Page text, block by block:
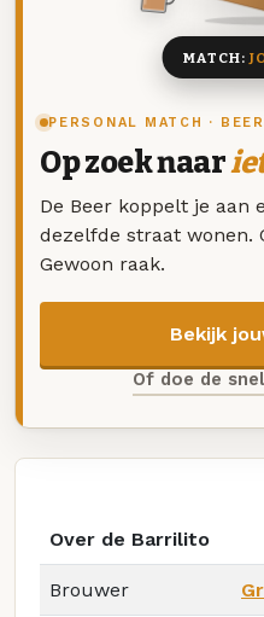
PERSONAL MATCH ·
Op zoek naar
De Beer koppelt je aan
dezelfde straat wonen.
Gewoon raak.
Bekijk
Of doe de
MATCH:
Over de Barrilito
Brouwer